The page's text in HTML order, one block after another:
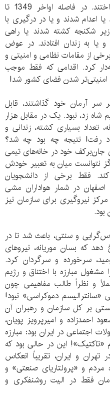
سرکوب، به‌مبارزه با چریک‌ها پرداختند. در فاصله اواخر 1349 تا
و مرد یا اعدام شدند و یا در درگیری با
شکنجه کشته شدند یا راهی
و یا به زندان افتادند. در عوض
از مقامات نظامی و امنیتی و
کرد. اقدامی که فقط موجب
امنیتی‌تر شدن فضای کشور شد!
سر آرمان خود گذاشتند، قابل
شاه زد، نبود. یک در مقابل هزار
تعداد بسیاری کشته، زندانی و
رفت! نتیجه چه بود چه شد؟
جان‌برکف خود در خانه‌های تیمی
نتوانست میان به‌ تعبیر خودش
فقط برخی از دانشجویان
اصفهان در شمار هواداران مشی
نیروگیری برای سازمان نیز
و سنتی، باعث شد تا در
که بسان موریانه، نیروهای
سرخورده و سرگردان کرد.
مبارزه با اختناق و رژیم
و نظراً طالب مفاهیمی چون
دموکراسی» نبود!
بر کل سازمان و رهبران آن
و امیرپرویز پویان،
اجتماعی در ایران بود: مبارزه
این در حالی بود که
و ایران، تقریباً انعکاس
و «پرولتاریای صنعتی» و
فقط در الیت روشنفکری و